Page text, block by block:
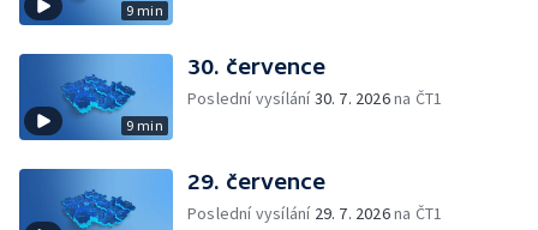
9 min
9 min
30. července
Poslední vysílání30. 7. 2026na ČT1
29. července
Poslední vysílání 29. 7. 2026na ČT1